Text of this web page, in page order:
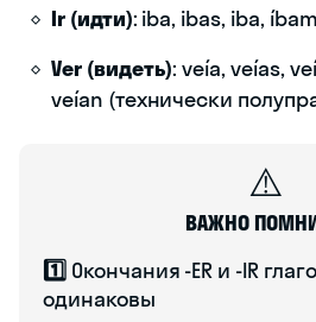
Ir (идти): iba, ibas, iba,
Ver (видеть): veía, veías,
veían (технически
⚠️
ВАЖНО
1️⃣ Окончания -ER и -IR
одинаковы